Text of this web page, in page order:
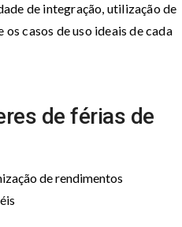
de integração, utilização de
casos de uso ideais de cada
de férias de
de rendimentos